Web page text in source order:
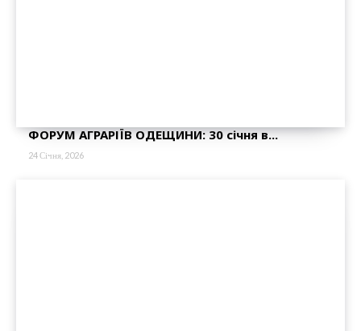
ФОРУМ АГРАРІЇВ ОДЕЩИНИ: 30 січня в...
24 Січня, 2026